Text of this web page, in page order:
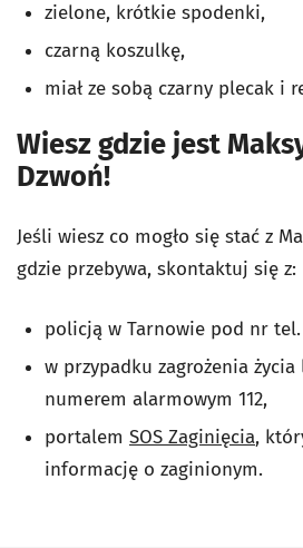
zielone, krótkie spodenki,
czarną koszulkę,
miał ze sobą czarny plecak i
Wiesz gdzie jest
Dzwoń!
Jeśli wiesz co mogło się stać z
gdzie przebywa, skontaktuj się z:
policją w Tarnowie pod nr tel.
w przypadku zagrożenia
numerem alarmowym 112,
portalem SOS Zaginięcia,
informację o zaginionym.